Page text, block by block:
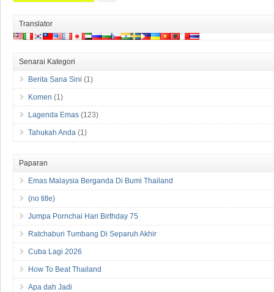
Translator
Senarai Kategori
Berita Sana Sini (1)
Komen (1)
Lagenda Emas (123)
Tahukah Anda (1)
Paparan
Emas Malaysia Berganda Di Bumi Thailand
(no title)
Jumpa Pornchai Hari Birthday 75
Ratchaburi Tumbang Di Separuh Akhir
Cuba Lagi 2026
How To Beat Thailand
Apa dah Jadi